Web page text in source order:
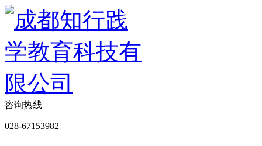
咨询热线
028-67153982